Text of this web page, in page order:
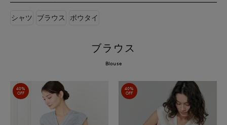
シャツ ブラウス ボウタイ
ブラウス
Blouse
40%
OFF
40%
OFF